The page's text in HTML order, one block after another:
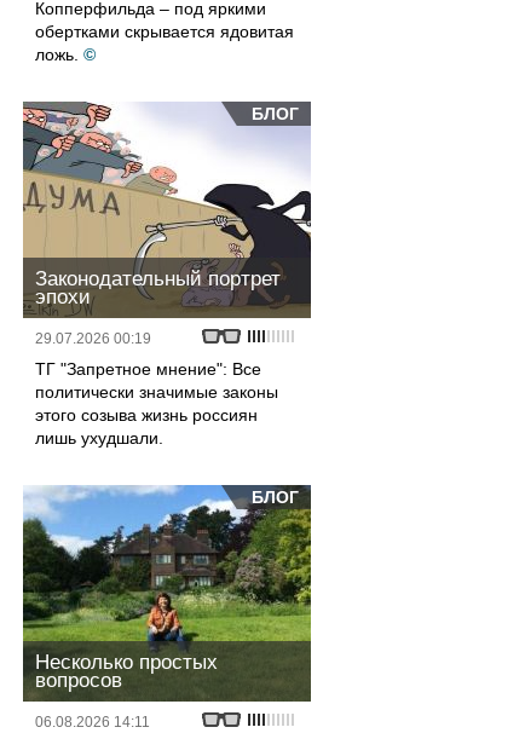
Копперфильда – под яркими
обертками скрывается ядовитая
ложь. ©
БЛОГ
Законодательный портрет
эпохи
29.07.2026 00:19
ТГ "Запретное мнение": Все
политически значимые законы
этого созыва жизнь россиян
лишь ухудшали.
БЛОГ
Несколько простых
вопросов
06.08.2026 14:11